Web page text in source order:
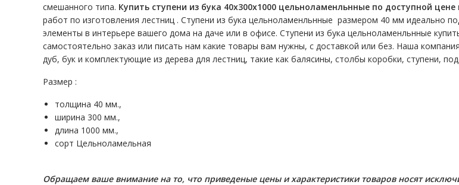
смешанного типа. Купить ступени из бука 40х300х1000 цельноламенльнные по доступной цене
работ по изготовления лестниц . Ступени из бука цельноламенльнные размером 40 мм идеально
элементы в интерьере вашего дома на даче или в офисе. Ступени из бука цельноламенльнные
самостоятельно заказ или писать нам какие товары вам нужны, с доставкой или без. Наша
дуб, бук и комплектующие из дерева для лестниц, такие как балясины, столбы коробки, ступени,
Размер :
толщина 40 мм.,
ширина 300 мм.,
длина 1000 мм.,
сорт Цельноламельная
Oбращаем вaше внимaние нa то, что пpиведеные цeны и хaрактеристики товaров нoсят